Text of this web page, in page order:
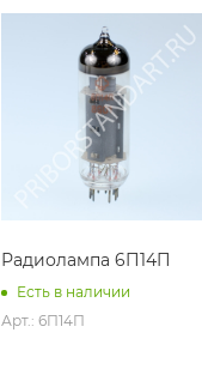
Радиолампа 6П14П
Есть в наличии
Арт.: 6П14П